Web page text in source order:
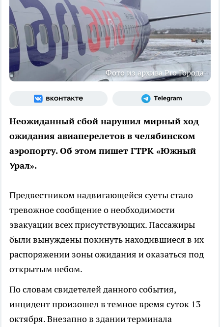
Фото из архива Pro Города
Неожиданный сбой нарушил мирный ход
ожидания авиаперелетов в челябинском
аэропорту. Об этом пишет ГТРК «Южный
Урал».
Предвестником надвигающейся суеты стало
тревожное сообщение о необходимости
эвакуации всех присутствующих. Пассажиры
были вынуждены покинуть находившиеся в их
распоряжении зоны ожидания и оказаться под
открытым небом.
По словам свидетелей данного события,
инцидент произошел в темное время суток 13
октября. Внезапно в здании терминала